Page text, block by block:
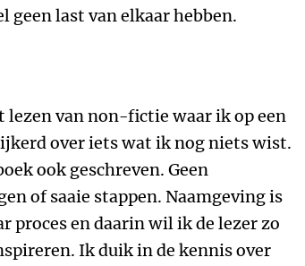
geen last van elkaar hebben.
lezen van non-fictie waar ik op een
over iets wat ik nog niets wist.
ook geschreven. Geen
of saaie stappen. Naamgeving is
proces en daarin wil ik de lezer zo
Ik duik in de kennis over